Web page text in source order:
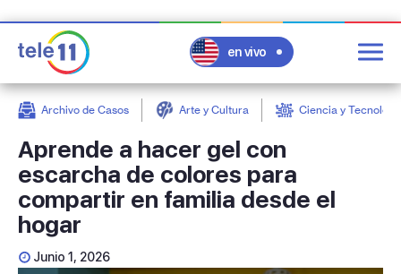
en vivo
Archivo de Casos Arte y Cultura Ciencia y
Aprende a hacer gel con
escarcha de colores para
compartir en familia desde el
hogar
Junio 1, 2026
post